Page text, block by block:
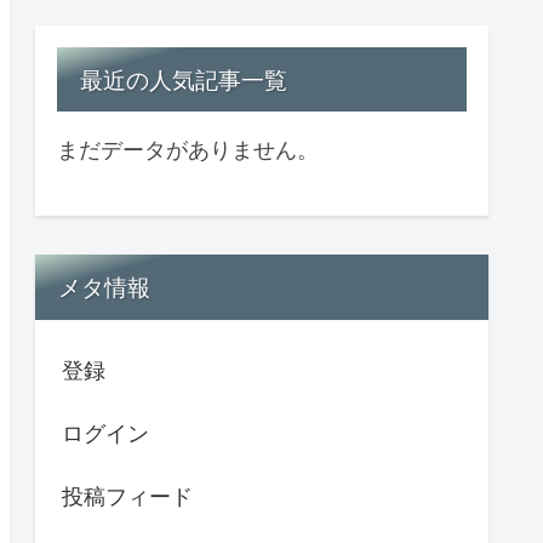
最近の人気記事一覧
まだデータがありません。
メタ情報
登録
ログイン
投稿フィード